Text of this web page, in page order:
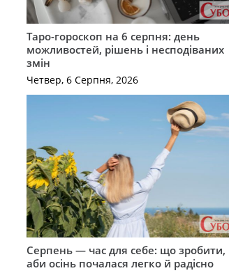
Таро-гороскоп на 6 серпня: день
можливостей, рішень і несподіваних
змін
Четвер, 6 Серпня, 2026
Серпень — час для себе: що зробити,
аби осінь почалася легко й радісно